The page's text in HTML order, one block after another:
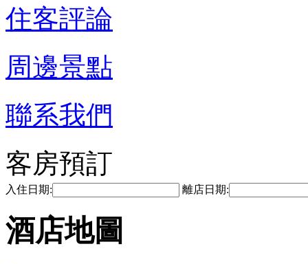
住客評論
周邊景點
聯系我們
客房預訂
入住日期: 離店日期:
酒店地圖